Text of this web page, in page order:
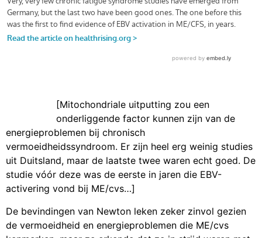
[Mitochondriale uitputting zou een
onderliggende factor kunnen zijn van de
energieproblemen bij chronisch
vermoeidheidssyndroom. Er zijn heel erg weinig studies
uit Duitsland, maar de laatste twee waren echt goed. De
studie vóór deze was de eerste in jaren die EBV-
activering vond bij ME/cvs…]
De bevindingen van Newton leken zeker zinvol gezien
de vermoeidheid en energieproblemen die ME/cvs